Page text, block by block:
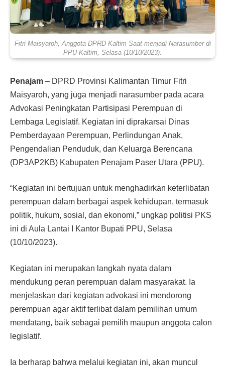
Fitri Maisyaroh, Anggota DPRD Kaltim Saat menjadi Narasumber di
PPU Kaltim, Selasa (10/10/2023).
Penajam – DPRD Provinsi Kalimantan Timur Fitri
Maisyaroh, yang juga menjadi narasumber pada acara
Advokasi Peningkatan Partisipasi Perempuan di
Lembaga Legislatif. Kegiatan ini diprakarsai Dinas
Pemberdayaan Perempuan, Perlindungan Anak,
Pengendalian Penduduk, dan Keluarga Berencana
(DP3AP2KB) Kabupaten Penajam Paser Utara (PPU).
“Kegiatan ini bertujuan untuk menghadirkan keterlibatan
perempuan dalam berbagai aspek kehidupan, termasuk
politik, hukum, sosial, dan ekonomi,” ungkap politisi PKS
ini di Aula Lantai I Kantor Bupati PPU, Selasa
(10/10/2023).
Kegiatan ini merupakan langkah nyata dalam
mendukung peran perempuan dalam masyarakat. Ia
menjelaskan dari kegiatan advokasi ini mendorong
perempuan agar aktif terlibat dalam pemilihan umum
mendatang, baik sebagai pemilih maupun anggota calon
legislatif.
Ia berharap bahwa melalui kegiatan ini, akan muncul